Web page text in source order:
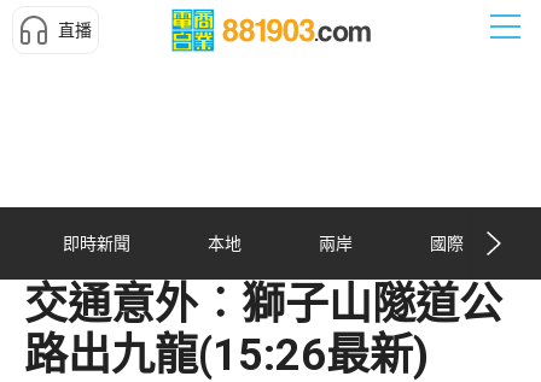
直播
即時新聞 本地 兩岸 國際
交通意外︰獅子山隧道公
路出九龍(15:26最新)